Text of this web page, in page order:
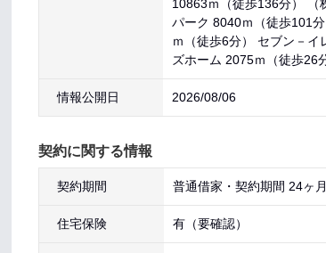
10863ｍ（徒歩136分） （
パーク 8040ｍ（徒歩101
ｍ（徒歩6分） セブン－
ズホーム 2075ｍ（徒歩26
情報公開日 2026/08/06
契約に関する情報
契約期間 普通借家・契約期間 24ヶ月
住宅保険 有（要確認）